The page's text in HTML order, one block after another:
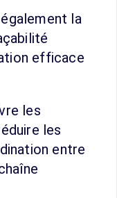
la
efficace
les
les
entre